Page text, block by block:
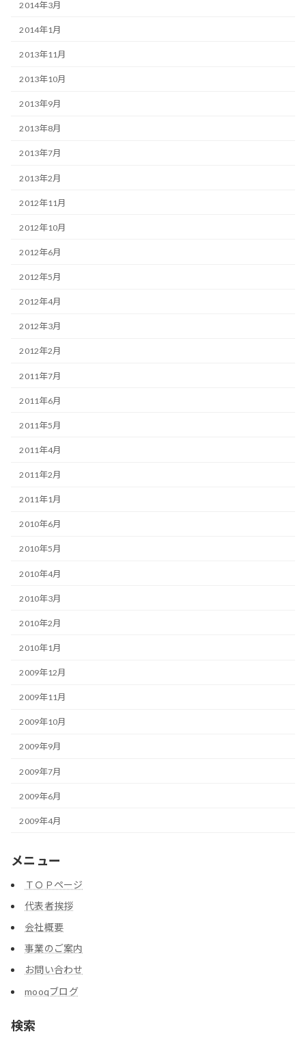
2014年3月
2014年1月
2013年11月
2013年10月
2013年9月
2013年8月
2013年7月
2013年2月
2012年11月
2012年10月
2012年6月
2012年5月
2012年4月
2012年3月
2012年2月
2011年7月
2011年6月
2011年5月
2011年4月
2011年2月
2011年1月
2010年6月
2010年5月
2010年4月
2010年3月
2010年2月
2010年1月
2009年12月
2009年11月
2009年10月
2009年9月
2009年7月
2009年6月
2009年4月
メニュー
ＴＯＰページ
代表者挨拶
会社概要
事業のご案内
お問い合わせ
mooqブログ
検索